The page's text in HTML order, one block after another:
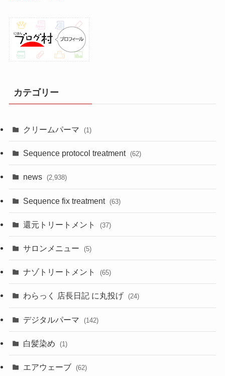
カテゴリー
クリームパーマ (1)
Sequence protocol treatment (62)
news (2,938)
Sequence fix treatment (63)
還元トリートメント (37)
サロンメニュー (5)
ナゾトリートメント (65)
わらっく 店長日記 に丸投げ (24)
デジタルパーマ (142)
白髪染め (1)
エアウェーブ (62)